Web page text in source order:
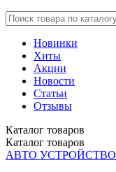
Новинки
Хиты
Акции
Новости
Статьи
Отзывы
Каталог товаров
Каталог товаров
АВТО УСТРОЙСТВО